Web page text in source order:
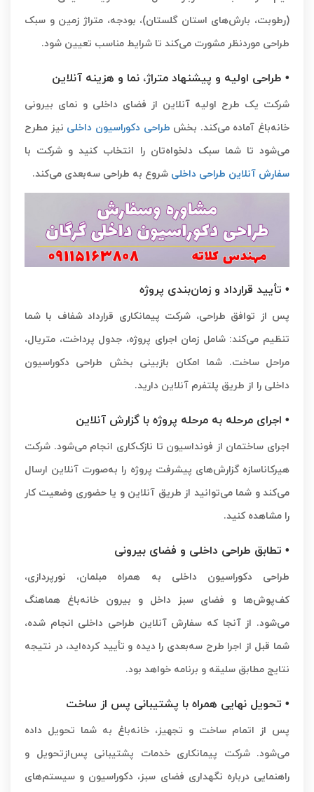
(رطوبت، بارش‌های استان گلستان)، بودجه، متراژ زمین و سبک
طراحی موردنظر مشورت می‌کند تا شرایط مناسب تعیین شود.
• طراحی اولیه و پیشنهاد متراژ، نما و هزینه آنلاین
شرکت یک طرح اولیه آنلاین از فضای داخلی و نمای بیرونی
خانه‌باغ آماده می‌کند. بخش طراحی دکوراسیون داخلی نیز مطرح
می‌شود تا شما سبک دلخواه‌تان را انتخاب کنید و شرکت با
سفارش آنلاین طراحی داخلی شروع به طراحی سه‌بعدی می‌کند.
• تأیید قرارداد و زمان‌بندی پروژه
پس از توافق طراحی، شرکت پیمانکاری قرارداد شفاف با شما
تنظیم می‌کند: شامل زمان اجرای پروژه، جدول پرداخت، متریال،
مراحل ساخت. شما امکان بازبینی بخش طراحی دکوراسیون
داخلی را از طریق پلتفرم آنلاین دارید.
• اجرای مرحله به مرحله پروژه با گزارش آنلاین
اجرای ساختمان از فونداسیون تا نازک‌کاری انجام می‌شود. شرکت
هیرکاناسازه گزارش‌های پیشرفت پروژه را به‌صورت آنلاین ارسال
می‌کند و شما می‌توانید از طریق آنلاین و یا حضوری وضعیت کار
را مشاهده کنید.
• تطابق طراحی داخلی و فضای بیرونی
طراحی دکوراسیون داخلی به ‌همراه مبلمان، نورپردازی،
کف‌پوش‌ها و فضای سبز داخل و بیرون خانه‌باغ هماهنگ
می‌شود. از آنجا که سفارش آنلاین طراحی داخلی انجام شده،
شما قبل از اجرا طرح سه‌بعدی را دیده‌ و تأیید کرده‌اید، در نتیجه
نتایج مطابق سلیقه و برنامه خواهد بود.
• تحویل نهایی همراه با پشتیبانی پس از ساخت
پس از اتمام ساخت و تجهیز، خانه‌باغ به شما تحویل داده
می‌شود. شرکت پیمانکاری خدمات پشتیبانی پس‌ازتحویل و
راهنمایی درباره نگهداری فضای سبز، دکوراسیون و سیستم‌های